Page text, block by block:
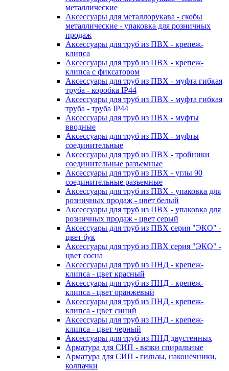
металлические
Аксессуары для металлорукава - скобы
металлические - упаковка для розничных
продаж
Аксессуары для труб из ПВХ - крепеж-
клипса
Аксессуары для труб из ПВХ - крепеж-
клипса с фиксатором
Аксессуары для труб из ПВХ - муфта гибкая
труба - коробка IP44
Аксессуары для труб из ПВХ - муфта гибкая
труба - труба IP44
Аксессуары для труб из ПВХ - муфты
вводные
Аксессуары для труб из ПВХ - муфты
соединительные
Аксессуары для труб из ПВХ - тройники
соединительные разъемные
Аксессуары для труб из ПВХ - углы 90
соединительные разъемные
Аксессуары для труб из ПВХ - упаковка для
розничных продаж - цвет белый
Аксессуары для труб из ПВХ - упаковка для
розничных продаж - цвет серый
Аксессуары для труб из ПВХ серия "ЭКО" -
цвет бук
Аксессуары для труб из ПВХ серия "ЭКО" -
цвет сосна
Аксессуары для труб из ПНД - крепеж-
клипса - цвет красный
Аксессуары для труб из ПНД - крепеж-
клипса - цвет оранжевый
Аксессуары для труб из ПНД - крепеж-
клипса - цвет синий
Аксессуары для труб из ПНД - крепеж-
клипса - цвет черный
Аксессуары для труб из ПНД двустенных
Арматура для СИП - вязки спиральные
Арматура для СИП - гильзы, наконечники,
колпачки